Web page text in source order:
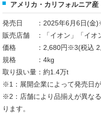
アメリカ・カリフォルニア
発売日 ：2025年6月6日(金
販売店舗 ：「イオン」「イオ
価格 ：2,680円※3(税込
規格 ：4kg
取り扱い量：約1.4万t
※1：展開企業によって発売日が
※2：店舗により品揃えが異な
ります。